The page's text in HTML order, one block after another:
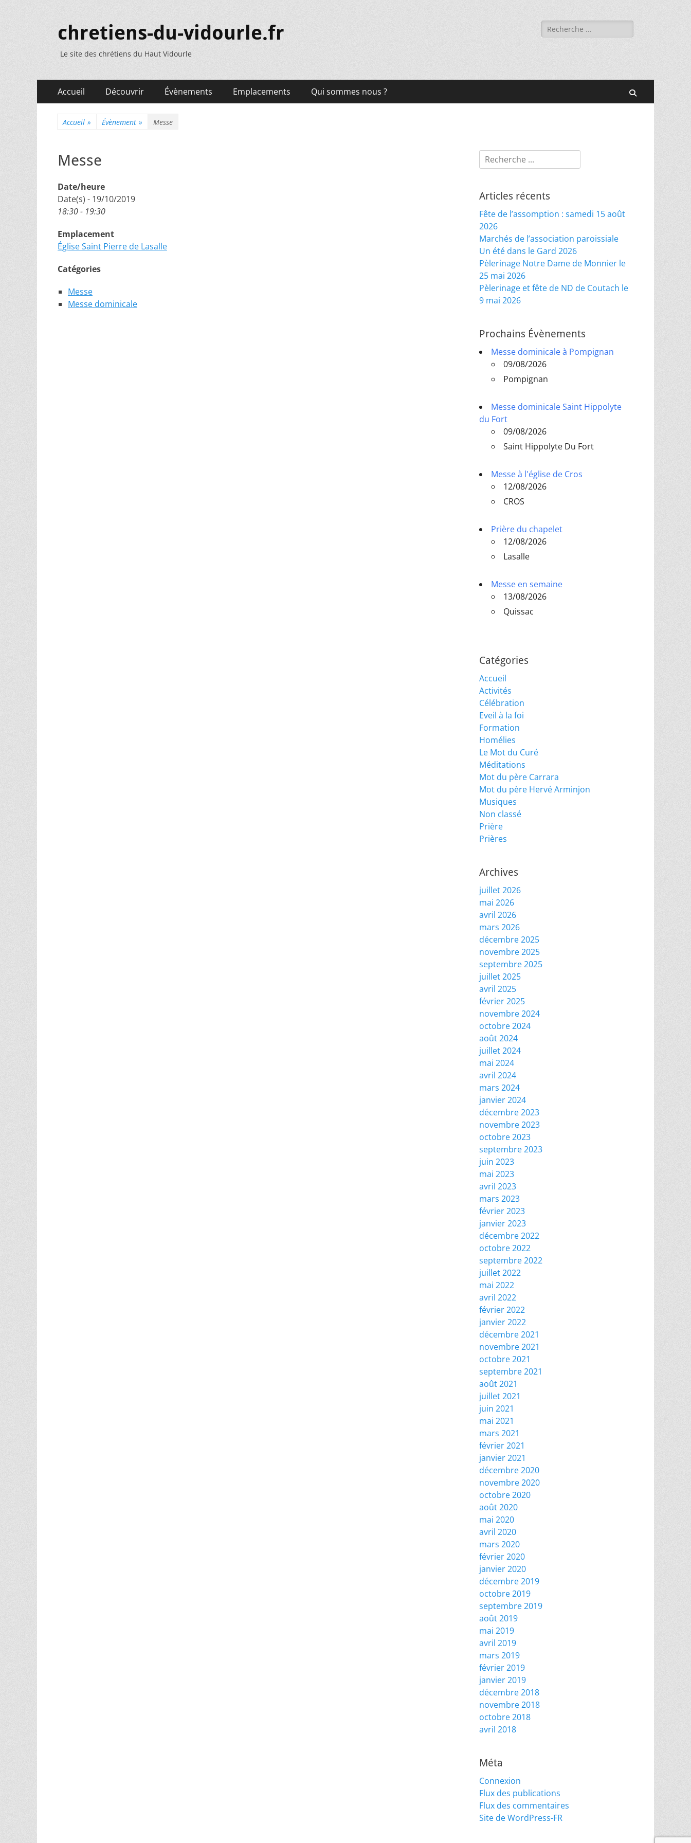
chretiens-du-vidourle.fr
Le site des chrétiens du Haut Vidourle
Rechercher :
Menu
principal
Accueil Découvrir Évènements Emplacements Qui sommes nous ?
Accueil » Évènement » Messe
Messe
Date/heure
Date(s) - 19/10/2019
18:30 - 19:30
Emplacement
Église Saint Pierre de Lasalle
Catégories
Messe
Messe dominicale
Rechercher :
Articles récents
Fête de l’assomption : samedi 15 août
2026
Marchés de l’association paroissiale
Un été dans le Gard 2026
Pèlerinage Notre Dame de Monnier le
25 mai 2026
Pèlerinage et fête de ND de Coutach le
9 mai 2026
Prochains Évènements
Messe dominicale à Pompignan
09/08/2026
Pompignan
Messe dominicale Saint Hippolyte
du Fort
09/08/2026
Saint Hippolyte Du Fort
Messe à l'église de Cros
12/08/2026
CROS
Prière du chapelet
12/08/2026
Lasalle
Messe en semaine
13/08/2026
Quissac
Catégories
Accueil
Activités
Célébration
Eveil à la foi
Formation
Homélies
Le Mot du Curé
Méditations
Mot du père Carrara
Mot du père Hervé Arminjon
Musiques
Non classé
Prière
Prières
Archives
juillet 2026
mai 2026
avril 2026
mars 2026
décembre 2025
novembre 2025
septembre 2025
juillet 2025
avril 2025
février 2025
novembre 2024
octobre 2024
août 2024
juillet 2024
mai 2024
avril 2024
mars 2024
janvier 2024
décembre 2023
novembre 2023
octobre 2023
septembre 2023
juin 2023
mai 2023
avril 2023
mars 2023
février 2023
janvier 2023
décembre 2022
octobre 2022
septembre 2022
juillet 2022
mai 2022
avril 2022
février 2022
janvier 2022
décembre 2021
novembre 2021
octobre 2021
septembre 2021
août 2021
juillet 2021
juin 2021
mai 2021
mars 2021
février 2021
janvier 2021
décembre 2020
novembre 2020
octobre 2020
août 2020
mai 2020
avril 2020
mars 2020
février 2020
janvier 2020
décembre 2019
octobre 2019
septembre 2019
août 2019
mai 2019
avril 2019
mars 2019
février 2019
janvier 2019
décembre 2018
novembre 2018
octobre 2018
avril 2018
Méta
Connexion
Flux des publications
Flux des commentaires
Site de WordPress-FR